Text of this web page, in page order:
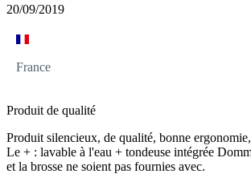
20/09/2019
France
Produit de qualité
Produit silencieux, de qualité, bonne
Le + : lavable à l'eau + tondeuse intégrée
et la brosse ne soient pas fournies avec.